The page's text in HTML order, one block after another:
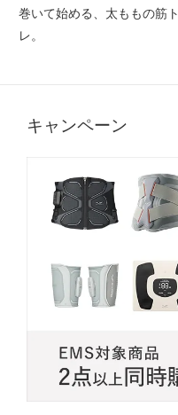
巻いて始める、太ももの筋ト
レ。
キャンペーン